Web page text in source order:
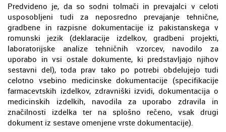
Predvideno je, da so sodni tolmači in prevajalci v celoti
usposobljeni tudi za neposredno prevajanje tehnične,
gradbene in razpisne dokumentacije iz pakistanskega v
romunski jezik (deklaracije izdelkov, gradbeni projekti,
laboratorijske analize tehničnih vzorcev, navodilo za
uporabo in vsi ostale dokumente, ki predstavljajo njihov
sestavni del), toda prav tako po potrebi obdelujejo tudi
celotno vsebino medicinske dokumentacije (specifikacije
farmacevtskih izdelkov, zdravniški izvidi, dokumentacija o
medicinskih izdelkih, navodila za uporabo zdravila in
značilnosti izdelka ter na splošno rečeno, vsak drugi
dokument iz sestave omenjene vrste dokumentacije).